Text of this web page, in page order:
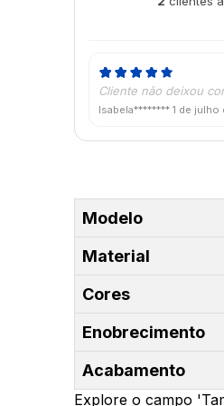
Cliente não deixou
Isabela******** 1 de julho
Modelo
Material
Cores
Enobrecimento
Acabamento
Explore o campo